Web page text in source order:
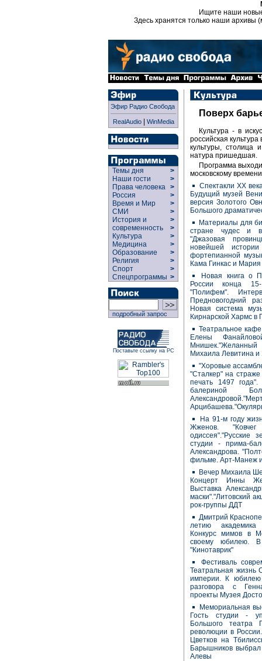
Ищите наши
Здесь хранятся только наши архивы
Эфир Радио Свобода
RealAudio| WinMedia
Темы дня
>
Наши гости
>
Права человека >
Россия
>
Время и Мир
>
СМИ
>
История и
современность
>
>
Культура
>
Медицина
>
Образование
>
Религия
>
Спорт
>
Спецпрограммы >
подробный запрос
Поставьте ссылку на РС
Поверх
Культура - в
российская
культуры, столица
натура пришедшая.
Программа
московскому времени
Спектакли ХХ
Будущий музей
версия Золотого
Большого
Материалы для
стране чудес и
"Джазовая
новейшей
фортепианной
Кама Гинкас и
Новая книга о
России конца 15-
"Полифем".
Предновогодний
Новая система
Кирнарской Хармс в
Театральное
Елены
Михаила Левитина и
"Хоровые
"Сталкер" на страже
печать 1497
балериной
На 91-м году
Жженов.
одиссея"."Русские
студии - прима-
Александрова.
фильме. Арт-Манеж
Вечер Михаила
Концерт Инны
Выставка
маски"."Литовский
рок-группы ДДТ
Дмитрий
летию академика
Конкурс мимов в
своему юбилею.
"Кинотаврик"
Фестиваль
Театральная жизнь
империи. К
разговора с
проекты Музея
Мемориальная
Гость студии -
Большого театра
революции в
Цветков на
Барышников
Алевы